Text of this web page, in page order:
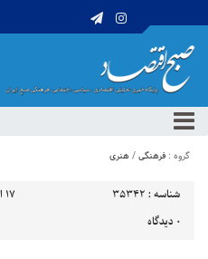
گروه : فرهنگی/هنری
شناسه : 35342
17 اکتبر 2017 - 21:06
0 دیدگاه